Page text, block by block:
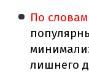
По
лишнего